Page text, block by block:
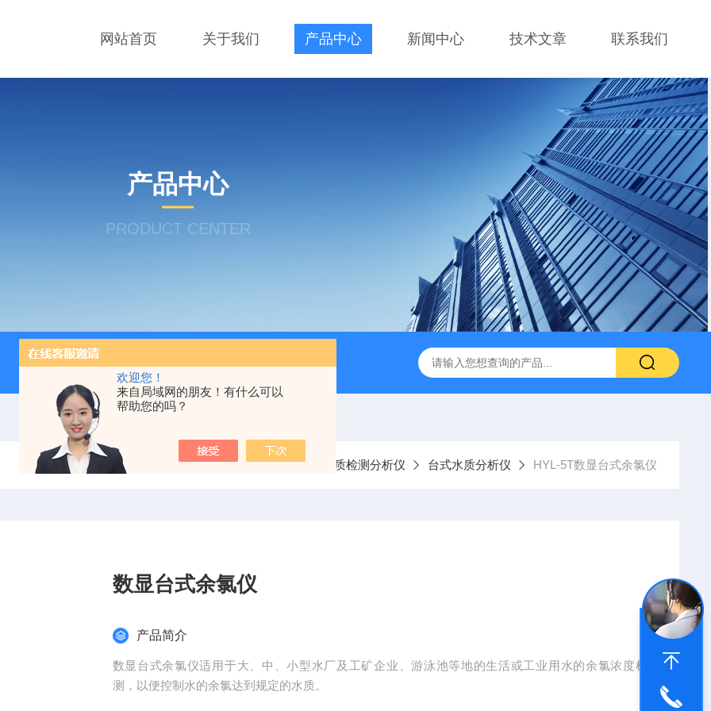
欢迎您！
来自局域网的朋友！有什么可以
帮助您的吗？
网站首页 关于我们 产品中心 新闻中心 技术文章 联系我们
产品中心
PRODUCT CENTER
当前位置：首页 产品中心 水质检测分析仪 台式水质分析仪 HYL-5T数显台式余氯仪
数显台式余氯仪
产品简介
数显台式余氯仪适用于大、中、小型水厂及工矿企业、游泳池等地的生活或工业用水的余氯浓度检
测，以便控制水的余氯达到规定的水质。